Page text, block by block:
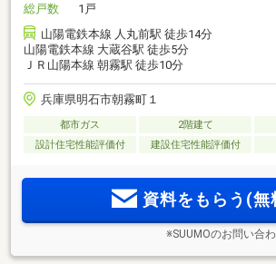
総戸数
1戸
山陽電鉄本線 人丸前駅 徒歩14分
山陽電鉄本線 大蔵谷駅 徒歩5分
ＪＲ山陽本線 朝霧駅 徒歩10分
兵庫県明石市朝霧町１
都市ガス 2階建て
設計住宅性能評価付
建設住宅性能評価付
資料をもらう(無
※SUUMOのお問い合